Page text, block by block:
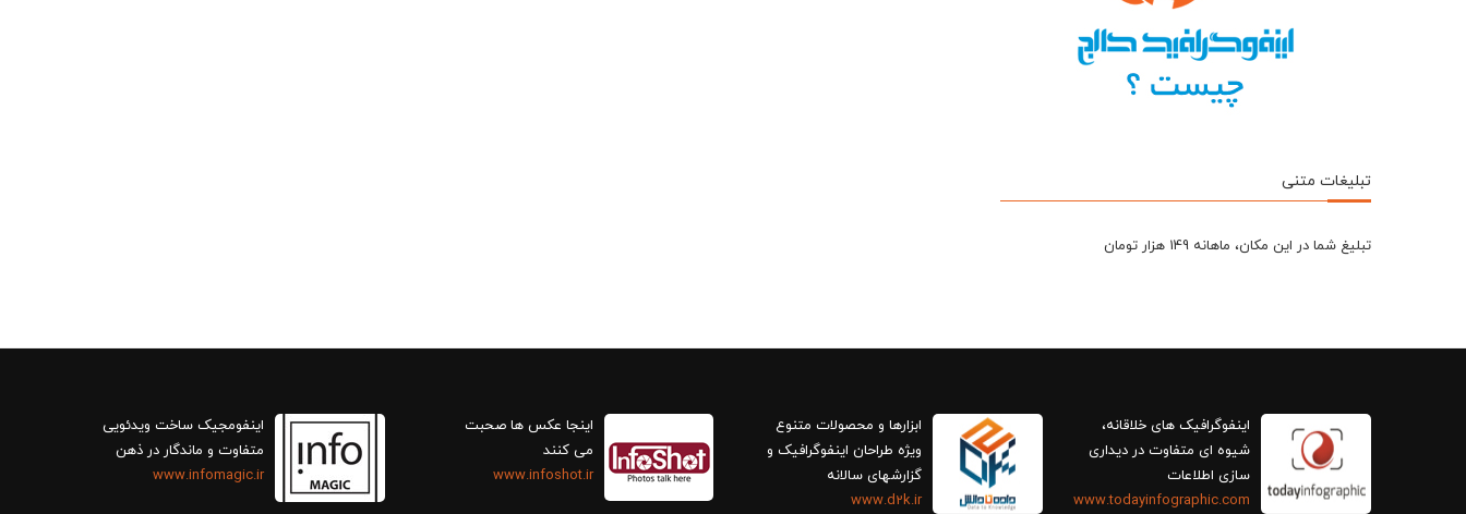
تبلیغات متنی
تبلیغ شما در این مکان، ماهانه 149 هزار تومان
اینفوگرافیک های خلاقانه،
سازی اطلاعات
www.todayinfographic.com
ابزارها و محصولات متنوع
ویژه طراحان اینفوگرافیک و
گزارش‎های سالانه
www.d2k.ir
اینجا عکس ها صحبت
می کنند
www.infoshot.ir
اینفومجیک ساخت ویدئویی
متفاوت و ماندگار در ذهن
www.infomagic.ir